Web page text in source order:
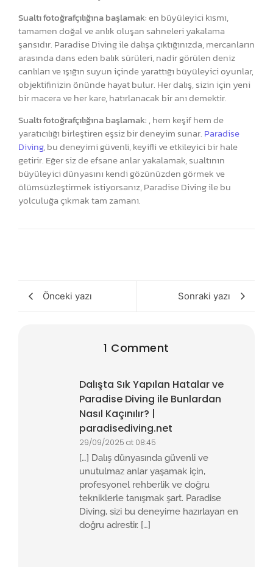
Sualtı fotoğrafçılığına başlamak:en büyüleyici kısmı,
tamamen doğal ve anlık oluşan sahneleri yakalama
şansıdır. Paradise Diving ile dalışa çıktığınızda, mercanların
arasında dans eden balık sürüleri, nadir görülen deniz
canlıları ve ışığın suyun içinde yarattığı büyüleyici oyunlar,
objektifinizin önünde hayat bulur. Her dalış, sizin için yeni
bir macera ve her kare, hatırlanacak bir anı demektir.
Sualtı fotoğrafçılığına başlamak: , hem keşif hem de
yaratıcılığı birleştiren eşsiz bir deneyim sunar. Paradise
Diving, bu deneyimi güvenli, keyifli ve etkileyici bir hale
getirir. Eğer siz de efsane anlar yakalamak, sualtının
büyüleyici dünyasını kendi gözünüzden görmek ve
ölümsüzleştirmek istiyorsanız, Paradise Diving ile bu
yolculuğa çıkmak tam zamanı.
Önceki yazı Sonraki yazı
1 Comment
Dalışta Sık Yapılan Hatalar ve
Paradise Diving ile Bunlardan
Nasıl Kaçınılır? |
paradisediving.net
29/09/2025 at 08:45
[…] Dalış dünyasında güvenli ve
unutulmaz anlar yaşamak için,
profesyonel rehberlik ve doğru
tekniklerle tanışmak şart. Paradise
Diving, sizi bu deneyime hazırlayan en
doğru adrestir. […]